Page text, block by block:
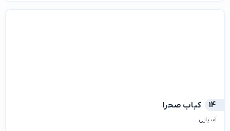
14 کباب صحرا
آسیایی